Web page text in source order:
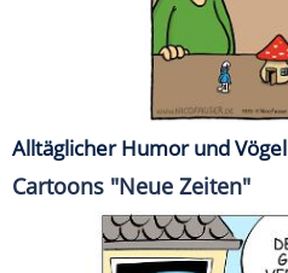
Alltäglicher Humor und Vögel
Cartoons "Neue Zeiten"